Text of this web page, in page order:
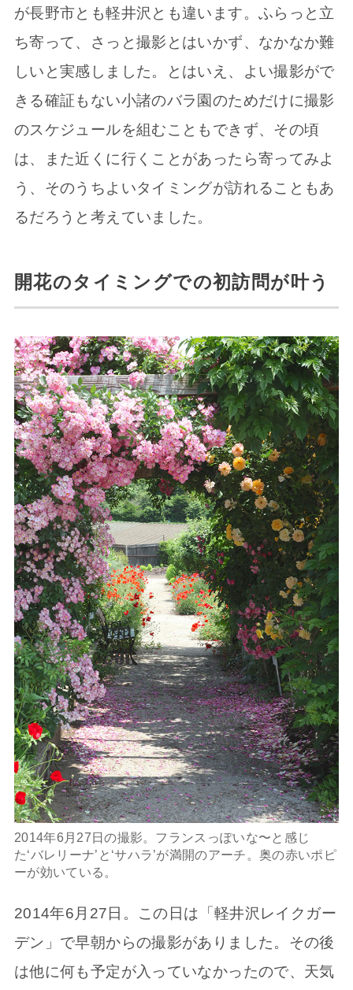
が長野市とも軽井沢とも違います。ふらっと立
ち寄って、さっと撮影とはいかず、なかなか難
しいと実感しました。とはいえ、よい撮影がで
きる確証もない小諸のバラ園のためだけに撮影
のスケジュールを組むこともできず、その頃
は、また近くに行くことがあったら寄ってみよ
う、そのうちよいタイミングが訪れることもあ
るだろうと考えていました。
開花のタイミングでの初訪問が叶う
2014年6月27日の撮影。フランスっぽいな〜と感じ
た‘バレリーナ’と‘サハラ’が満開のアーチ。奥の赤いポピ
ーが効いている。
2014年6月27日。この日は「軽井沢レイクガー
デン」で早朝からの撮影がありました。その後
は他に何も予定が入っていなかったので、天気